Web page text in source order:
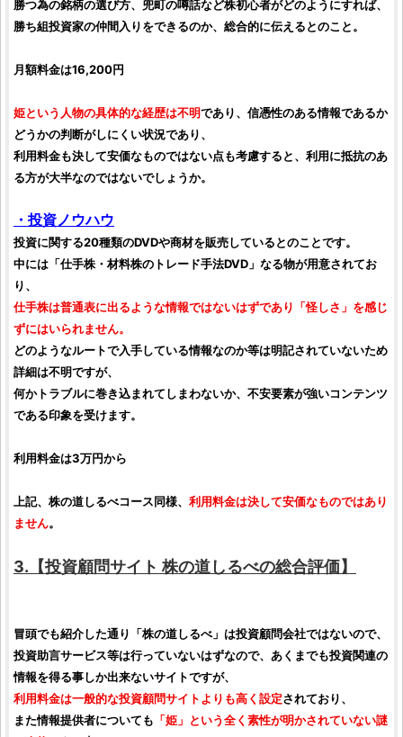
勝つ為の銘柄の選び方、兜町の噂話など株初心者がどのようにすれば、
勝ち組投資家の仲間入りをできるのか、総合的に伝えるとのこと。
月額料金は16,200円
姫という人物の具体的な経歴は不明であり、信憑性のある情報であるか
どうかの判断がしにくい状況であり、
利用料金も決して安価なものではない点も考慮すると、利用に抵抗のあ
る方が大半なのではないでしょうか。
・投資ノウハウ
投資に関する20種類のDVDや商材を販売しているとのことです。
中には「仕手株 ・材料株の トレード手法DVD」なる物が用意されてお
り、
仕手株は普通表に出るような情報ではないはずであり「怪しさ」を感じ
ずにはいられません。
どのようなルートで入手している情報なのか等は明記されていないため
詳細は不明ですが、
何かトラブルに巻き込まれてしまわないか、不安要素が強いコンテンツ
である印象を受けます。
利用料金は3万円から
上記、 株の道しるべコース同様、 利用料金は決して安価なものではあり
ません。
3.【投資顧問サイト 株の道しるべの総合評価】
冒頭でも紹介した通り「株の道しるべ」は投資顧問会社ではないので、
投資助言サービス等は行っていないはずなので、あくまでも投資関連の
情報を得る事しか出来ないサイトですが、
利用料金は一般的な投資顧問サイト よりも高く設定されており、
また情報提供者についても 「姫」という全く素性が明かされていない謎